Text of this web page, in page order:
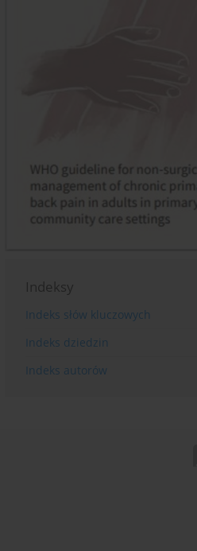
Indeksy
Indeks słów kluczowych
Indeks dziedzin
Indeks autorów